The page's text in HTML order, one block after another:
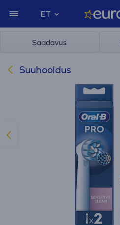
ET
Saadavus
Suuhooldus